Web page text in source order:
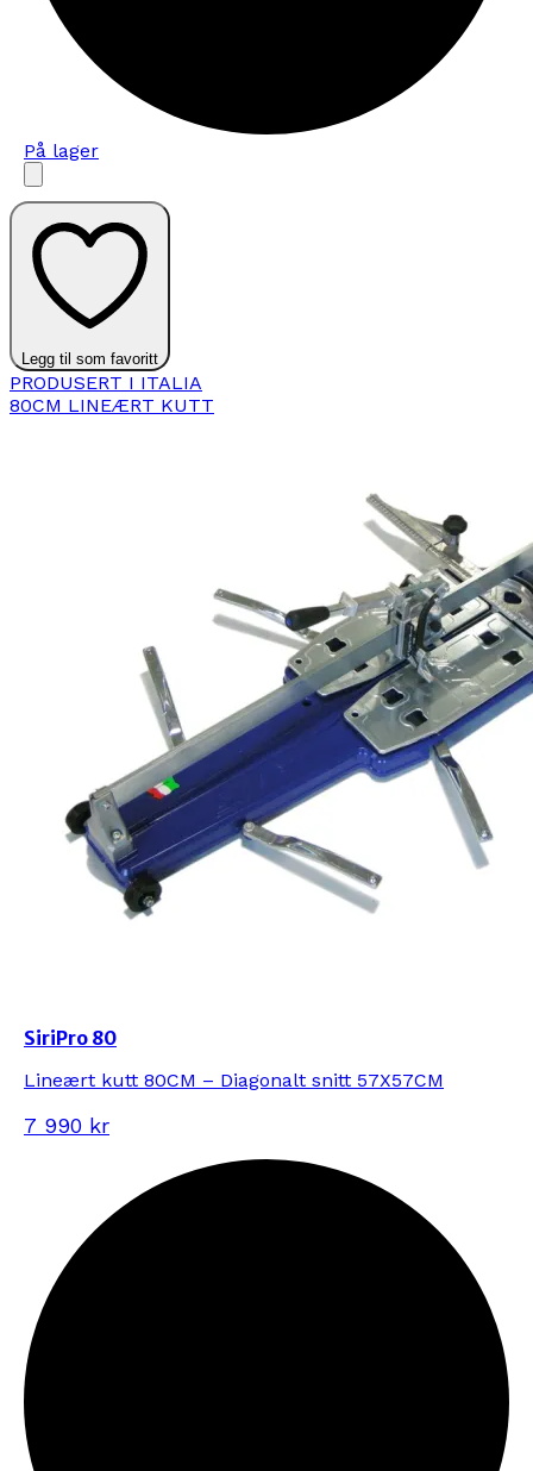
På lager
Legg til som favoritt
PRODUSERT I ITALIA
80CM LINEÆRT KUTT
SiriPro 80
Lineært kutt 80CM – Diagonalt snitt 57X57CM
7 990 kr